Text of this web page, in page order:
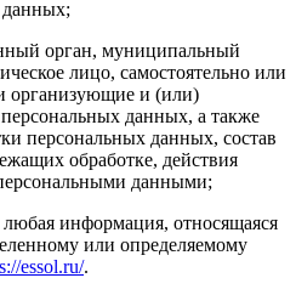
орган, муниципальный
лицо, самостоятельно или
организующие и (или)
данных, а также
персональных данных, состав
обработке, действия
данными;
информация, относящаяся
или определяемому
essol.ru/.